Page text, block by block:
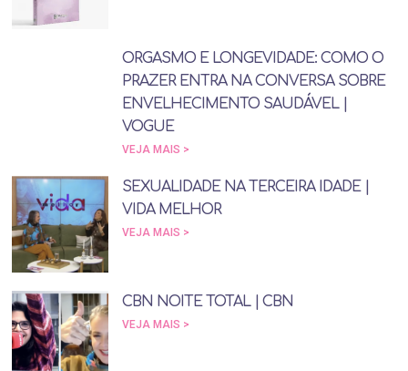
ORGASMO E LONGEVIDADE: COMO O
PRAZER ENTRA NA CONVERSA SOBRE
ENVELHECIMENTO SAUDÁVEL |
VOGUE
VEJA MAIS >
SEXUALIDADE NA TERCEIRA IDADE |
VIDA MELHOR
VEJA MAIS >
CBN NOITE TOTAL | CBN
VEJA MAIS >